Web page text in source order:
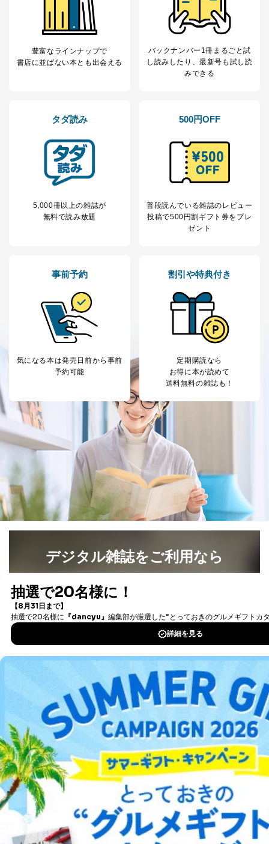
豊富なラインナップで
書店に並ばない本とも出会える
バックナンバー1冊まるごと試
し読み したり、最新号も試し読
みできる
タダ読み
5,000冊以上の雑誌が
無料で読み放題
500円OFF
普段読んでいる雑誌のレビュー
投稿で500円割ギフト券をプレ
ゼント
事前予約
気になる本は発売日前から事前
予約可能
割引や特典付き
定期購読なら
お得に本が読めて
送料無料の雑誌も！
デジタル雑誌をご利用なら
書籍）が無料で読み放題！
DOWNLOAD FOR IOS
DOWNLOAD FOR ANDROID
ご利用方法はこちら
総合案内
アフィリエイト 採用情報
プレスリリース お問い合わせ